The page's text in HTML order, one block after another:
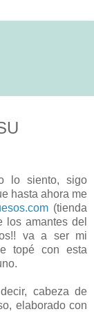
lo siento, sigo
hasta ahora me
(tienda
los amantes del
va a ser mi
topé con esta
cabeza de
elaborado con